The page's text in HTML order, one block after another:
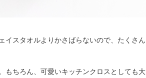
イスタオルよりかさばらないので、たくさん
もちろん、可愛いキッチンクロスとしても大